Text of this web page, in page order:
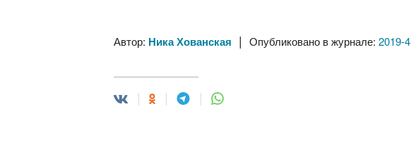
Автор: Ника Хованская |Опубликовано в журнале:2019-4